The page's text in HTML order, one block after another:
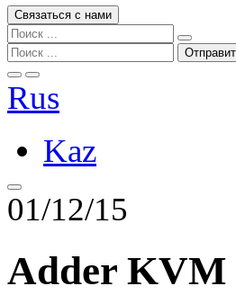
Связаться с нами
Rus
Kaz
01/12/15
Adder KVM